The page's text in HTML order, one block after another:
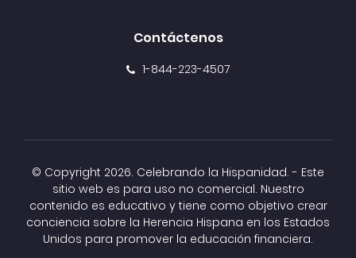
Contáctenos
1-844-223-4507
© Copyright 2026. Celebrando la Hispanidad. - Este
sitio web es para uso no comercial. Nuestro
contenido es educativo y tiene como objetivo crear
conciencia sobre la Herencia Hispana en los Estados
Unidos para promover la educación financiera.